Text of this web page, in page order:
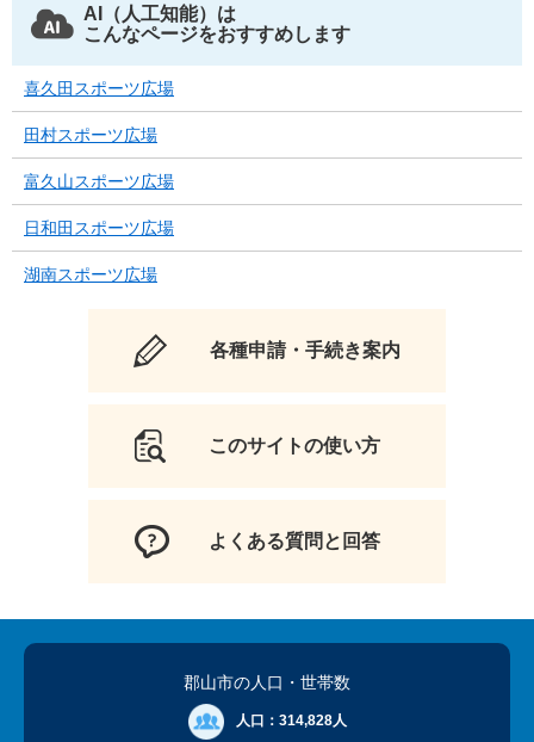
AI（人工知能）は
こんなページをおすすめします
喜久田スポーツ広場
田村スポーツ広場
富久山スポーツ広場
日和田スポーツ広場
湖南スポーツ広場
各種申請・手続き案内
このサイトの使い方
よくある質問と回答
郡山市の人口 ・世帯数
人口： 314,828人